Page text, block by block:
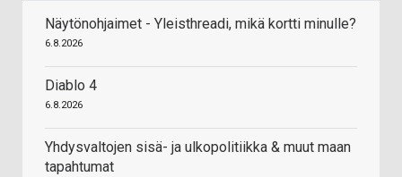
Näytönohjaimet - Yleisthreadi, mikä kortti minulle?
6.8.2026
Diablo 4
6.8.2026
Yhdysvaltojen sisä- ja ulkopolitiikka & muut maan
tapahtumat